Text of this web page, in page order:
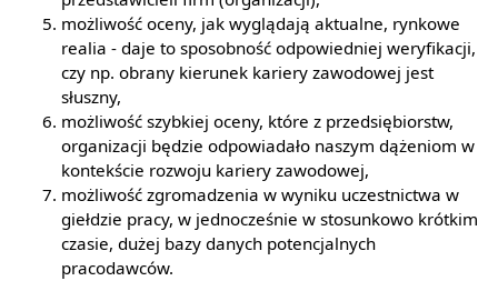
możliwość oceny, jak wyglądają aktualne, rynkowe
realia - daje to sposobność odpowiedniej weryfikacji,
czy np. obrany kierunek kariery zawodowej jest
słuszny,
możliwość szybkiej oceny, które z przedsiębiorstw,
organizacji będzie odpowiadało naszym dążeniom w
kontekście rozwoju kariery zawodowej,
możliwość zgromadzenia w wyniku uczestnictwa w
giełdzie pracy, w jednocześnie w stosunkowo krótkim
czasie, dużej bazy danych potencjalnych
pracodawców.